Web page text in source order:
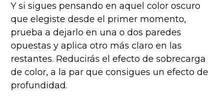
Y si sigues pensando en aquel color oscuro
que elegiste desde el primer momento,
prueba a dejarlo en una o dos paredes
opuestas y aplica otro más claro en las
restantes. Reducirás el efecto de sobrecarga
de color, a la par que consigues un efecto de
profundidad.